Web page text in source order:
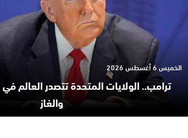
ترامب.. الولايات المتحدة تتصدر العالم
والغاز
الخميس 6 أغسطس 2026